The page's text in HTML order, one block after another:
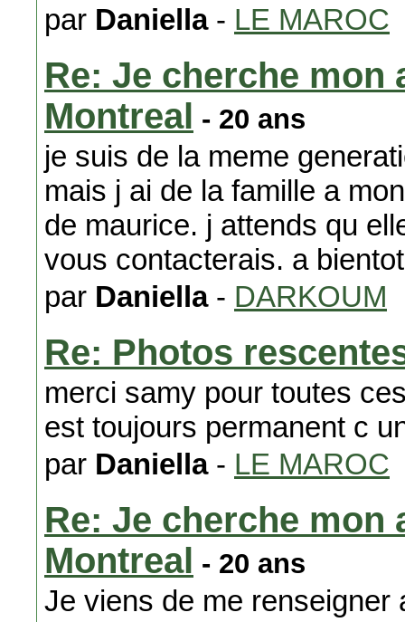
par Daniella- LE MAROC
Re: Je cherche mon
Montreal - 20 ans
je suis de la meme
mais j ai de la famille a
de maurice. j attends qu
vous contacterais. a
par Daniella- DARKOUM
Re: Photos
merci samy pour toutes
est toujours permanent c
par Daniella- LE MAROC
Re: Je cherche mon
Montreal - 20 ans
Je viens de me renseigner